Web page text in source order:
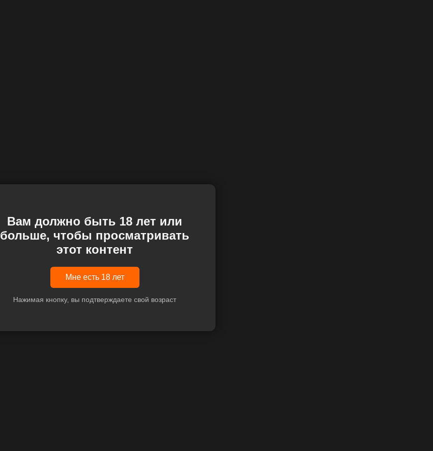
Вам должно быть 18 лет или
больше, чтобы просматривать
этот контент
Мне есть 18 лет
Нажимая кнопку, вы подтверждаете свой возраст